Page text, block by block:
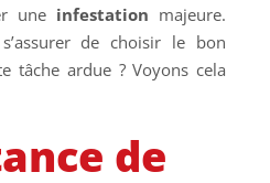
une infestation majeure.
de choisir le bon
tâche ardue ? Voyons cela
de